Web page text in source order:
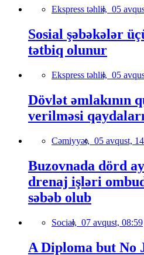
Ekspress təhlil, 05
Sosial şəbəkələr
tətbiq olunur
Ekspress təhlil, 05
Dövlət əmlakının
verilməsi
Cəmiyyət, 05 avqust,
Buzovnada dörd
drenaj işləri
səbəb olub
Social, 07 avqust, 08:59
A Diploma but No